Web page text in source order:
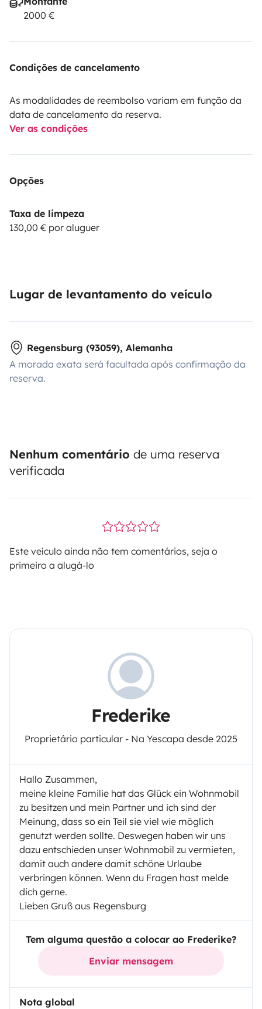
2000 €
Condições de cancelamento
As modalidades de reembolso variam em função da
data de cancelamento da reserva.
Ver as condições
Opções
Taxa de limpeza
130,00 € por aluguer
Lugar de levantamento do veículo
Regensburg (93059), Alemanha
A morada exata será facultada após confirmação da
reserva.
Nenhum comentário de uma reserva
verificada
Este veículo ainda não tem comentários, seja o
primeiro a alugá-lo
Frederike
Proprietário particular - Na Yescapa desde 2025
Hallo Zusammen,
meine kleine Familie hat das Glück ein Wohnmobil
zu besitzen und mein Partner und ich sind der
Meinung, dass so ein Teil sie viel wie möglich
genutzt werden sollte. Deswegen haben wir uns
dazu entschieden unser Wohnmobil zu vermieten,
damit auch andere damit schöne Urlaube
verbringen können. Wenn du Fragen hast melde
dich gerne.
Lieben Gruß aus Regensburg
Tem alguma questão a colocar ao Frederike?
Enviar mensagem
Nota global